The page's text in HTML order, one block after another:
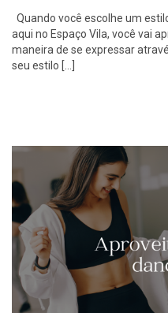
Quando você escolhe um
aqui no Espaço Vila, você vai
maneira de se expressar
seu estilo […]